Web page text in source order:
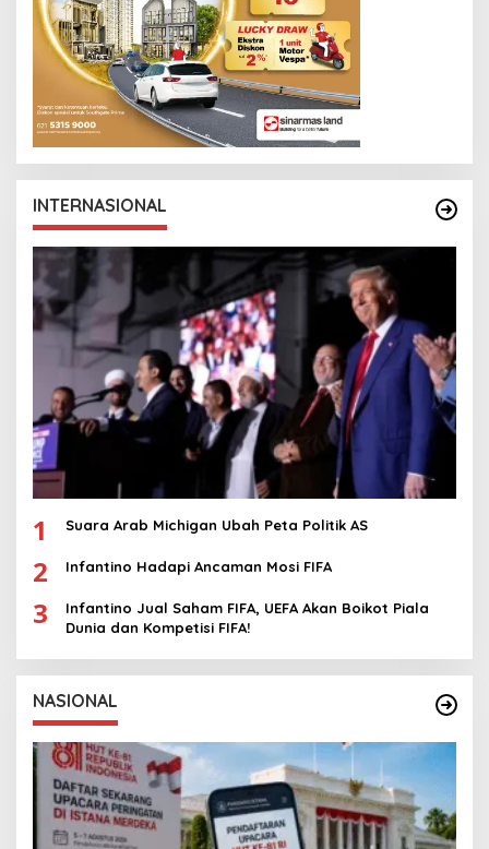
INTERNASIONAL
1 Suara Arab Michigan Ubah Peta Politik AS
2 Infantino Hadapi Ancaman Mosi FIFA
3
Infantino Jual Saham FIFA, UEFA Akan Boikot Piala
Dunia dan Kompetisi FIFA!
NASIONAL